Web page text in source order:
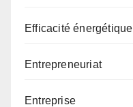
Efficacité énergétique
Entrepreneuriat
Entreprise